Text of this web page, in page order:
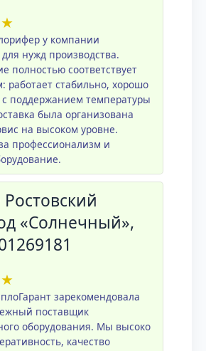
★
у компании
нужд производства.
полностью соответствует
работает стабильно, хорошо
с поддержанием температуры
была организована
на высоком уровне.
профессионализм и
«Солнечный»,
★
зарекомендовала
поставщик
оборудования. Мы высоко
качество